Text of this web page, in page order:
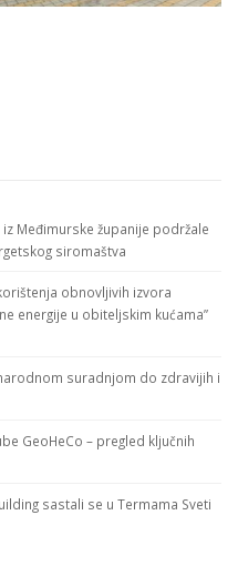
Međimurske županije podržale
siromaštva
obnovljivih izvora
energije u obiteljskim kućama”
suradnjom do zdravijih i
GeoHeCo – pregled ključnih
sastali se u Termama Sveti